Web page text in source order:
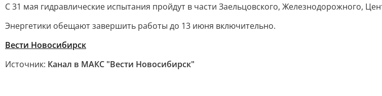
С 31 мая гидравлические испытания пройдут в части Заельцовского, Железнодорожного,
Энергетики обещают завершить работы до 13 июня включительно.
Вести Новосибирск
Источник: Канал в МАКС "Вести Новосибирск"